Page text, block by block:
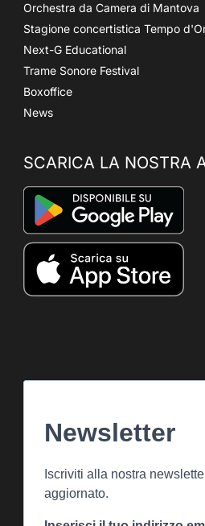
Orchestra da Camera di Mantova
Stagione concertistica Tempo
Next-G Educational
Trame Sonore Festival
Boxoffice
News
SCARICA LA NOSTRA
Newsletter
Iscriviti alla nostra
aggiornato.